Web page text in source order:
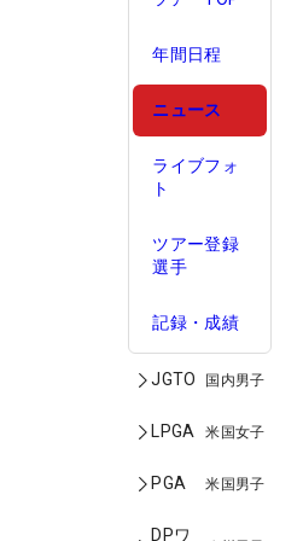
年間日程
ニュース
ライブフォ
ト
ツアー登録
選手
記録・成績
JGTO 国内男子
LPGA 米国女子
PGA 米国男子
DPワ